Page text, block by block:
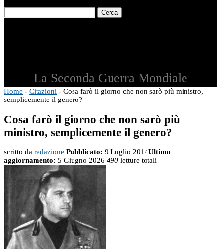
Cerca
La Seconda Guerra Mondiale
Home - Citazioni - Cosa farò il giorno che non sarò più ministro,
semplicemente il genero?
Cosa farò il giorno che non sarò più
ministro, semplicemente il genero?
scritto da redazione Pubblicato: 9 Luglio 2014Ultimo
aggiornamento: 5 Giugno 2026 490 letture totali